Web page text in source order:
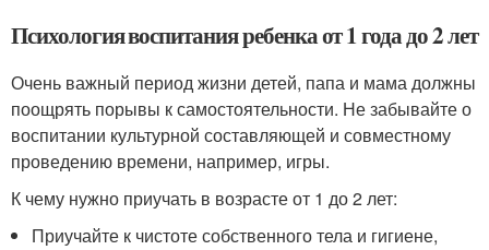
Психология воспитания ребенка от 1 года до 2 лет
Очень важный период жизни детей, папа и мама должны
поощрять порывы к самостоятельности. Не забывайте о
воспитании культурной составляющей и совместному
проведению времени, например, игры.
К чему нужно приучать в возрасте от 1 до 2 лет:
Приучайте к чистоте собственного тела и гигиене,